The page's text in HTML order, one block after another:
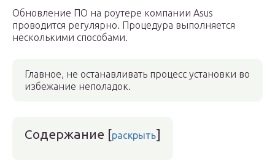
Обновление ПО на роутере компании Asus
проводится регулярно. Процедура выполняется
несколькими способами.
Главное, не останавливать процесс установки во
избежание неполадок.
Содержание [раскрыть]